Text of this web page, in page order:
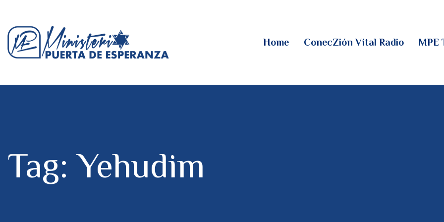
Home ConecZión Vital Radio MPE
Tag: Yehudim
CONECZIÓN VITAL
MPE TV